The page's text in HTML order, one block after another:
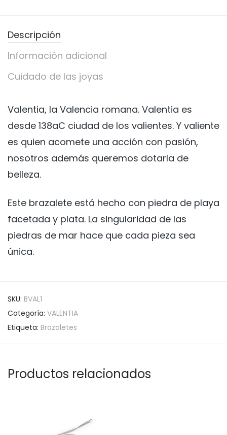
Descripción
Información adicional
Cuidado de las joyas
Valentia, la Valencia romana. Valentia es
desde 138aC ciudad de los valientes. Y valiente
es quien acomete una acción con pasión,
nosotros además queremos dotarla de
belleza.
Este brazalete está hecho con piedra de playa
facetada y plata. La singularidad de las
piedras de mar hace que cada pieza sea
única.
SKU: BVAL1
Categoría: VALENTIA
Etiqueta: Brazaletes
Productos relacionados